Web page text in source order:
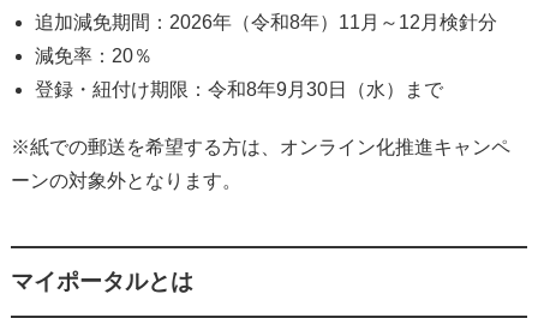
追加減免期間：2026年（令和8年）11月～12月検針分
減免率：20％
登録・紐付け期限：令和8年9月30日（水）まで
※紙での郵送を希望する方は、オンライン化推進キャンペ
ーンの対象外となります。
マイポータルとは